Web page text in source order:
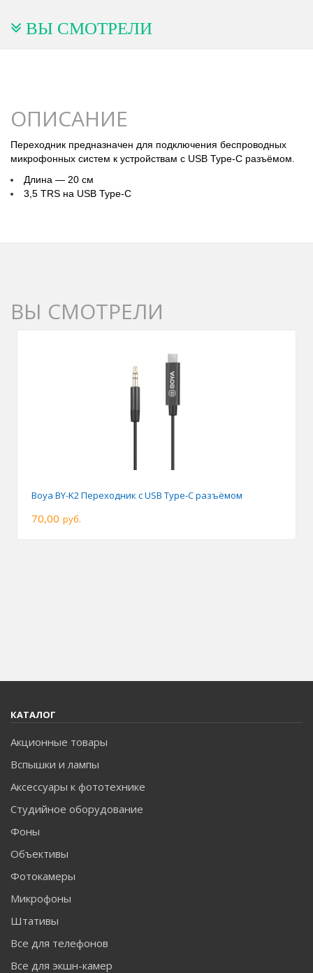
ВЫ СМОТРЕЛИ
ОПИСАНИЕ
Переходник предназначен для подключения беспроводных
микрофонных систем к устройствам с USB Type-C разъёмом.
Длина — 20 см
3,5 TRS на USB Type-C
ВЫ СМОТРЕЛИ
Boya BY-K2 Переходник с USB Type-C разъёмом
70,00 руб.
КАТАЛОГ
Акционные товары
Вспышки и лампы
Аксессуары к фототехнике
Студийное оборудование
Фоны
Объективы
Фотокамеры
Микрофоны
Штативы
Все для телефонов
Все для экшн-камер